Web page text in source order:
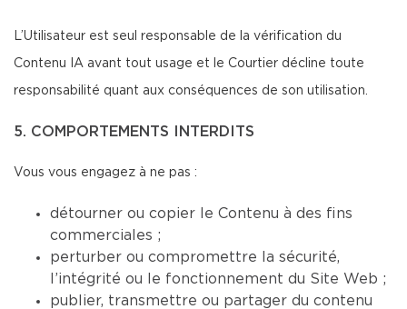
L’Utilisateur est seul responsable de la vérification du
Contenu IA avant tout usage et le Courtier décline toute
responsabilité quant aux conséquences de son utilisation.
5. COMPORTEMENTS INTERDITS
Vous vous engagez à ne pas :
détourner ou copier le Contenu à des fins
commerciales ;
perturber ou compromettre la sécurité,
l’intégrité ou le fonctionnement du Site Web ;
publier, transmettre ou partager du contenu